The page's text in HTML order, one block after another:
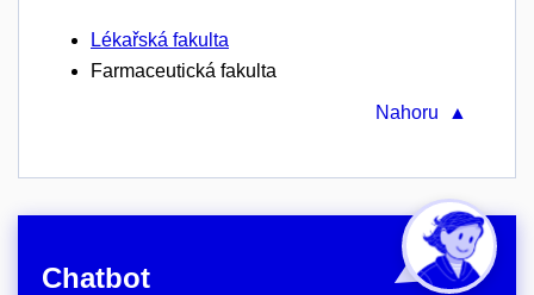
Lékařská fakulta
Farmaceutická fakulta
Nahoru ▲
Chatbot